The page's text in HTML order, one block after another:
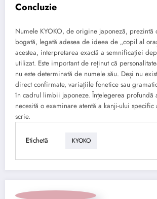
Concluzie
Numele KYOKO, de origine japoneză, prezintă
bogată, legată adesea de ideea de „copil al
acestea, interpretarea exactă a semnificației
utilizat. Este important de reținut că
nu este determinată de numele său. Deși nu
direct confirmate, variațiile fonetice sau
în cadrul limbii japoneze. Înțelegerea profundă
necesită o examinare atentă a kanji-ului specific
scrie.
Etichetă KYOKO